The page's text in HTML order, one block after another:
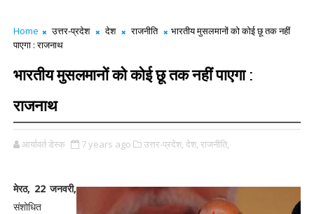
Home उत्तर-प्रदेश देश राजनीति
भारतीय मुसलमानों को कोई छू तक नहीं
पाएगा : राजनाथ
भारतीय मुसलमानों को कोई छू तक नहीं पाएगा :
राजनाथ
आर्यावर्त डेस्क 7 years ago उत्तर-प्रदेश, देश, राजनीति,
मेरठ, 22 जनवरी,
संशोधित